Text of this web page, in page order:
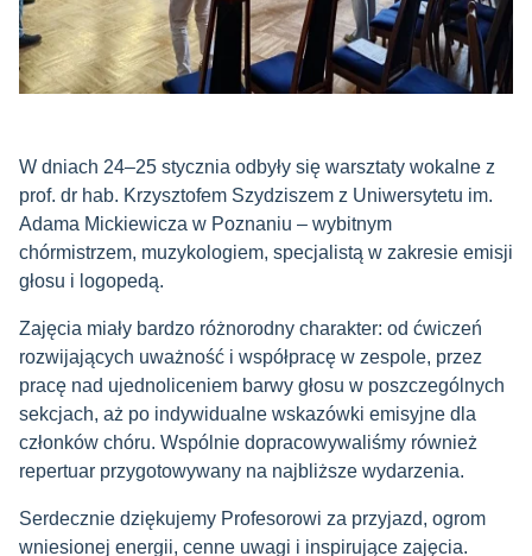
W dniach 24–25 stycznia odbyły się warsztaty wokalne z
prof. dr hab. Krzysztofem Szydziszem z Uniwersytetu im.
Adama Mickiewicza w Poznaniu – wybitnym
chórmistrzem, muzykologiem, specjalistą w zakresie emisji
głosu i logopedą.
Zajęcia miały bardzo różnorodny charakter: od ćwiczeń
rozwijających uważność i współpracę w zespole, przez
pracę nad ujednoliceniem barwy głosu w poszczególnych
sekcjach, aż po indywidualne wskazówki emisyjne dla
członków chóru. Wspólnie dopracowywaliśmy również
repertuar przygotowywany na najbliższe wydarzenia.
Serdecznie dziękujemy Profesorowi za przyjazd, ogrom
wniesionej energii, cenne uwagi i inspirujące zajęcia.